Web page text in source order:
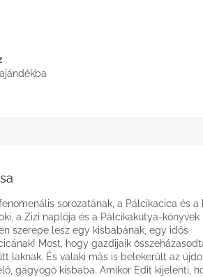
sorozatának, a Pálcikacica és a
a Zizi naplója és a Pálcikakutya-könyvek
szerepe lesz egy kisbabának, egy idős
Most, hogy gazdijaik
laknak. És valaki más is belekerült az
gagyogó kisbaba. Amikor Edit kijelenti,